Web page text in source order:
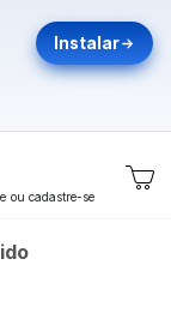
Instalar
ou cadastre-se